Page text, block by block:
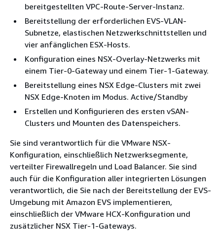
bereitgestellten VPC-Route-Server-Instanz.
Bereitstellung der erforderlichen EVS-VLAN-
Subnetze, elastischen Netzwerkschnittstellen und
vier anfänglichen ESX-Hosts.
Konfiguration eines NSX-Overlay-Netzwerks mit
einem Tier-0-Gateway und einem Tier-1-Gateway.
Bereitstellung eines NSX Edge-Clusters mit zwei
NSX Edge-Knoten im Modus. Active/Standby
Erstellen und Konfigurieren des ersten vSAN-
Clusters und Mounten des Datenspeichers.
Sie sind verantwortlich für die VMware NSX-
Konfiguration, einschließlich Netzwerksegmente,
verteilter Firewallregeln und Load Balancer. Sie sind
auch für die Konfiguration aller integrierten Lösungen
verantwortlich, die Sie nach der Bereitstellung der EVS-
Umgebung mit Amazon EVS implementieren,
einschließlich der VMware HCX-Konfiguration und
zusätzlicher NSX Tier-1-Gateways.